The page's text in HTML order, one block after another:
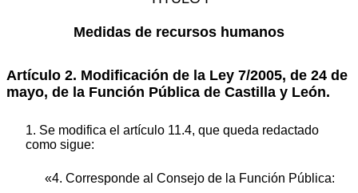
Medidas de recursos humanos
Artículo 2. Modificación de la Ley 7/2005, de 24 de
mayo, de la Función Pública de Castilla y León.
1. Se modifica el artículo 11.4, que queda redactado
como sigue:
«4. Corresponde al Consejo de la Función Pública: